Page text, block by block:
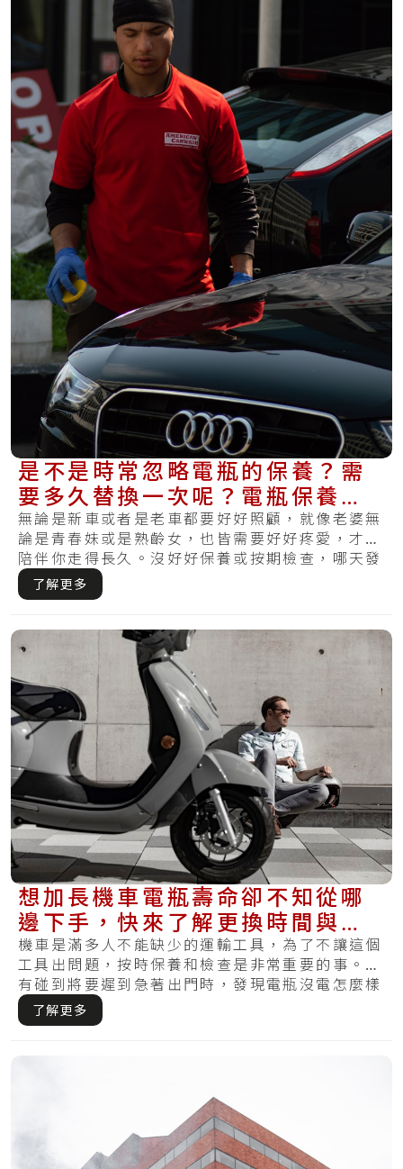
是不是時常忽略電瓶的保養？需
要多久替換一次呢？電瓶保養指
南教你如何將電池照護好！
無論是新車或者是老車都要好好照顧，就像老婆無
論是青春妹或是熟齡女，也皆需要好好疼愛，才可
陪伴你走得長久。沒好好保養或按期檢查，哪天發
覺損.....
了解更多
想加長機車電瓶壽命卻不知從哪
邊下手，快來了解更換時間與基
礎的保養方式
機車是滿多人不能缺少的運輸工具，為了不讓這個
工具出問題，按時保養和檢查是非常重要的事。你
有碰到將要遲到急著出門時，發現電瓶沒電怎麼樣
都無.....
了解更多